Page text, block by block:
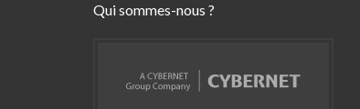
Qui sommes-nous ?